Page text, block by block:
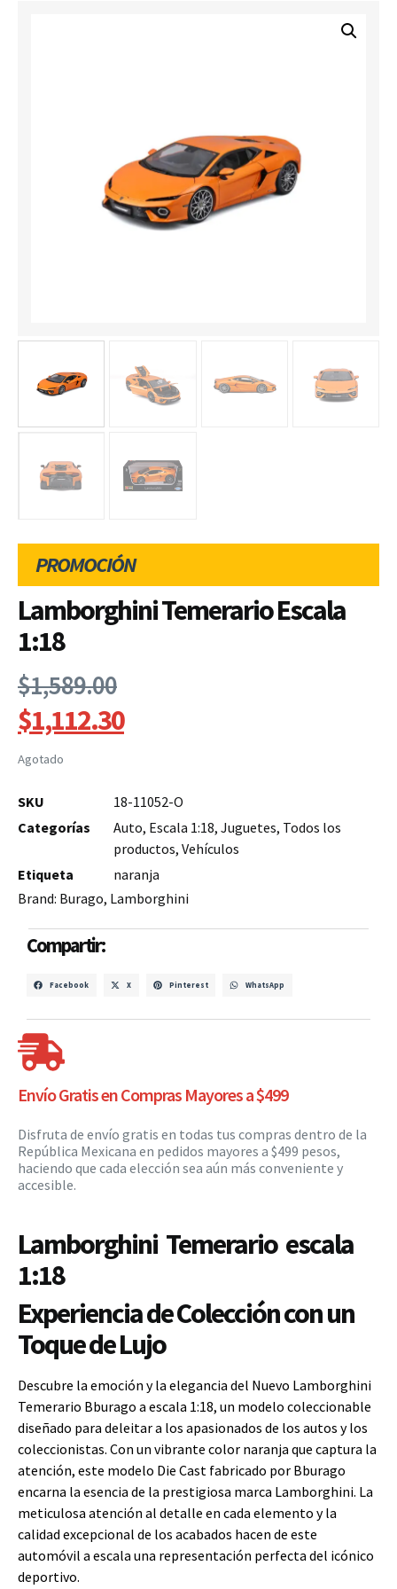
PROMOCIÓN
Lamborghini Temerario Escala
1:18
$1,589.00
$1,112.30
Agotado
SKU
18-11052-O
Categorías
Auto, Escala 1:18, Juguetes, Todos los
productos, Vehículos
Etiqueta
naranja
Brand: Burago, Lamborghini
Compartir:
Facebook X Pinterest WhatsApp
Envío Gratis en Compras Mayores a $499
Disfruta de envío gratis en todas tus compras dentro de la
República Mexicana en pedidos mayores a $499 pesos,
haciendo que cada elección sea aún más conveniente y
accesible.
Lamborghini Temerario escala
1:18
Experiencia de Colección con un
Toque de Lujo
Descubre la emoción y la elegancia del Nuevo Lamborghini
Temerario Bburago a escala 1:18, un modelo coleccionable
diseñado para deleitar a los apasionados de los autos y los
coleccionistas. Con un vibrante color naranja que captura la
atención, este modelo Die Cast fabricado por Bburago
encarna la esencia de la prestigiosa marca Lamborghini. La
meticulosa atención al detalle en cada elemento y la
calidad excepcional de los acabados hacen de este
automóvil a escala una representación perfecta del icónico
deportivo.